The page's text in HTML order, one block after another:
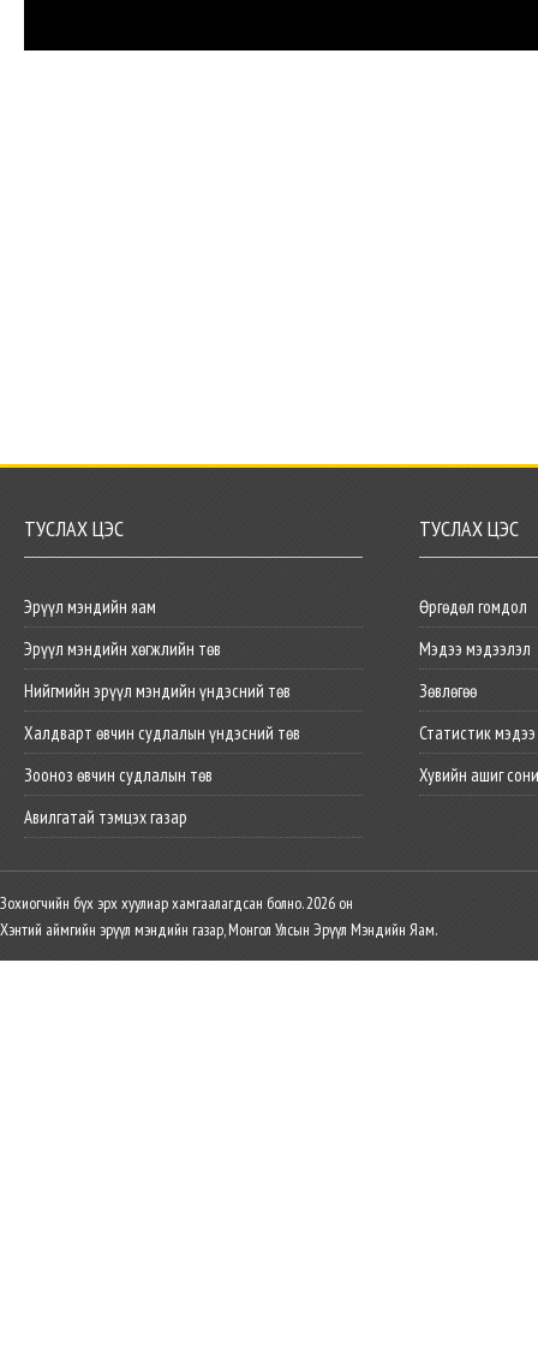
ТУСЛАХ ЦЭС
Эрүүл мэндийн яам
Эрүүл мэндийн хөгжлийн төв
Нийгмийн эрүүл мэндийн үндэсний төв
Халдварт өвчин судлалын үндэсний төв
Зооноз өвчин судлалын төв
Авилгатай тэмцэх газар
ТУСЛАХ ЦЭС
Өргөдөл гомдол
Мэдээ мэдээлэл
Зөвлөгөө
Статистик мэдээ
Хувийн ашиг
Зохиогчийн бүх эрх хуулиар хамгаалагдсан болно. 2026 он
Хэнтий аймгийн эрүүл мэндийн газар, Монгол Улсын Эрүүл Мэндийн Яам.